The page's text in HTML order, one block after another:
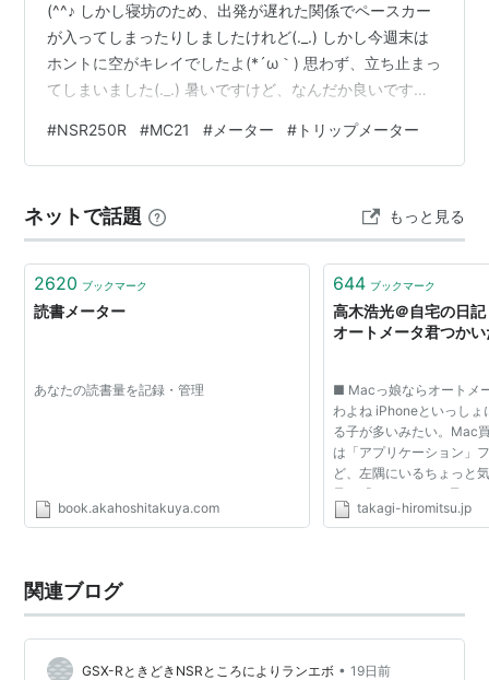
(^^♪ しかし寝坊のため、出発が遅れた関係でペースカー
が入ってしまったりしましたけれど(._.) しかし今週末は
ホントに空がキレイでしたよ(*´ω｀) 思わず、立ち止まっ
てしまいました(._.) 暑いですけど、なんだか良いです
体では最終作業になりますが、トリップメーターのノブ
を交換します。 ビスもセットで交換しましょう。 交換理
品設定されてますよ・・・戻していたら、折ったりする
こともあるでしょうから('_') 我ら、ユーザーにとっては
あ…
#NSR250R #MC21 # メーター # トリップメーター
ネットで話題 もっと見る
2620 ブックマーク
読書メーター
あなたの読書量を記録・管理
book.akahoshitakuya.com
644 ブックマーク
高木浩光＠自宅の日
オートメータ君つか
■ Macっ娘ならオートメ
わよね iPhoneといっし
る子が多いみたい。Mac
は「アプリケーション」
ど、左隅にいるちょっと
君、「Automator」君っ
ってた？
takagi-hiromitsu.jp
関連ブログ
GSX-RときどきNSRところによりランエボ • 19日前